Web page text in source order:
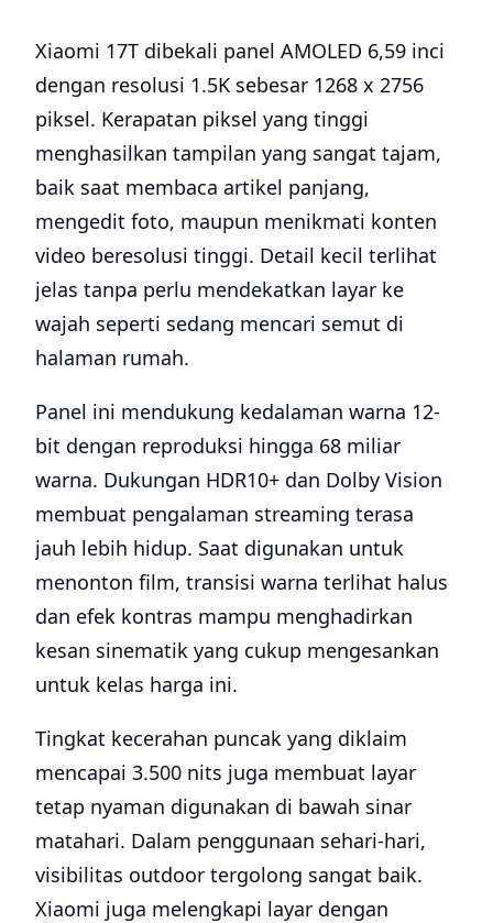
Xiaomi 17T dibekali panel AMOLED 6,59 inci
dengan resolusi 1.5K sebesar 1268 x 2756
piksel. Kerapatan piksel yang tinggi
menghasilkan tampilan yang sangat tajam,
baik saat membaca artikel panjang,
mengedit foto, maupun menikmati konten
video beresolusi tinggi. Detail kecil terlihat
jelas tanpa perlu mendekatkan layar ke
wajah seperti sedang mencari semut di
halaman rumah.
Panel ini mendukung kedalaman warna 12-
bit dengan reproduksi hingga 68 miliar
warna. Dukungan HDR10+ dan Dolby Vision
membuat pengalaman streaming terasa
jauh lebih hidup. Saat digunakan untuk
menonton film, transisi warna terlihat halus
dan efek kontras mampu menghadirkan
kesan sinematik yang cukup mengesankan
untuk kelas harga ini.
Tingkat kecerahan puncak yang diklaim
mencapai 3.500 nits juga membuat layar
tetap nyaman digunakan di bawah sinar
matahari. Dalam penggunaan sehari-hari,
visibilitas outdoor tergolong sangat baik.
Xiaomi juga melengkapi layar dengan